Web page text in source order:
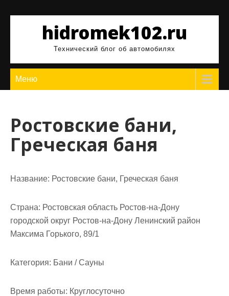
содержимомуhidromek102.ru
Технический блог об автомобилях
Меню
Ростовские бани,
Греческая баня
Название: Ростовские бани, Греческая баня
Страна: Ростовская область Ростов-на-Дону
городской округ Ростов-на-Дону Ленинский район
Максима Горького, 89/1
Категория: Бани / Сауны
Время работы: Круглосуточно